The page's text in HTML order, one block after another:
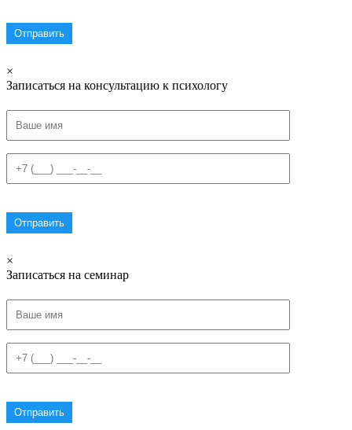
×
Записаться на консультацию к психологу
×
Записаться на семинар